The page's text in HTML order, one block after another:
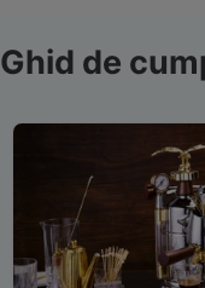
Ghid de